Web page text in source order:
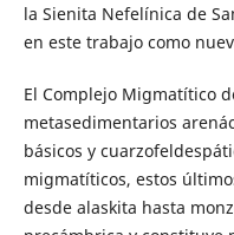
la Sienita Nefelínica de
en este trabajo como
El Complejo Migmatítico
metasedimentarios
básicos y
migmatíticos, estos
desde alaskita hasta